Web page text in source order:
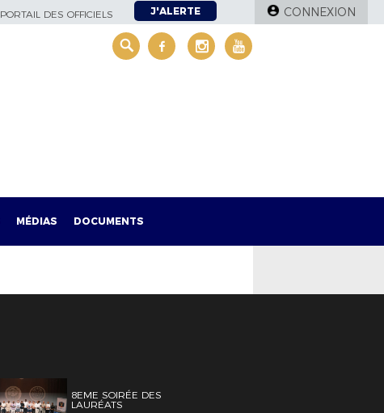
PORTAIL DES OFFICIELS J'ALERTE CONNEXION
MÉDIAS DOCUMENTS
8EME SOIRÉE DES
LAURÉATS